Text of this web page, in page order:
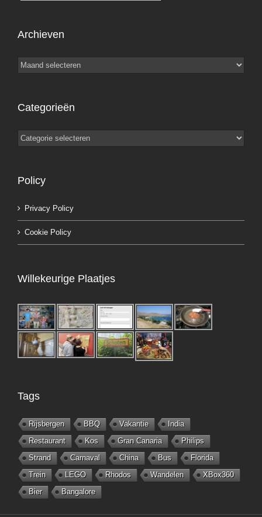
Archieven
Archieven
Categorieën
Categorieën
Policy
Privacy Policy
Cookie Policy
Willekeurige Plaatjes
Tags
Rijsbergen BBQ Vakantie
India
Restaurant
Kos Gran Canaria
Philips
Strand
Carnaval China Bus
Florida
Trein
LEGO Rhodos Wandelen
XBox360
Bier
Bangalore